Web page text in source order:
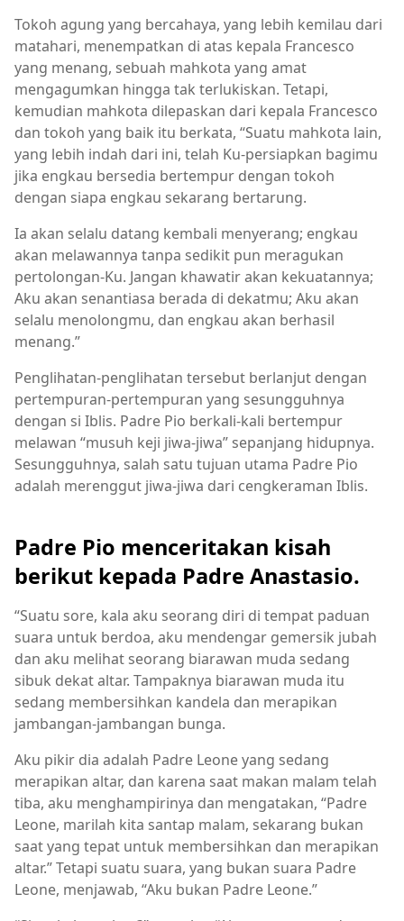
Tokoh agung yang bercahaya, yang lebih kemilau dari
matahari, menempatkan di atas kepala Francesco
yang menang, sebuah mahkota yang amat
mengagumkan hingga tak terlukiskan. Tetapi,
kemudian mahkota dilepaskan dari kepala Francesco
dan tokoh yang baik itu berkata, “Suatu mahkota lain,
yang lebih indah dari ini, telah Ku-persiapkan bagimu
jika engkau bersedia bertempur dengan tokoh
dengan siapa engkau sekarang bertarung.
Ia akan selalu datang kembali menyerang; engkau
akan melawannya tanpa sedikit pun meragukan
pertolongan-Ku. Jangan khawatir akan kekuatannya;
Aku akan senantiasa berada di dekatmu; Aku akan
selalu menolongmu, dan engkau akan berhasil
menang.”
Penglihatan-penglihatan tersebut berlanjut dengan
pertempuran-pertempuran yang sesungguhnya
dengan si Iblis. Padre Pio berkali-kali bertempur
melawan “musuh keji jiwa-jiwa” sepanjang hidupnya.
Sesungguhnya, salah satu tujuan utama Padre Pio
adalah merenggut jiwa-jiwa dari cengkeraman Iblis.
Padre Pio menceritakan kisah
berikut kepada Padre Anastasio.
“Suatu sore, kala aku seorang diri di tempat paduan
suara untuk berdoa, aku mendengar gemersik jubah
dan aku melihat seorang biarawan muda sedang
sibuk dekat altar. Tampaknya biarawan muda itu
sedang membersihkan kandela dan merapikan
jambangan-jambangan bunga.
Aku pikir dia adalah Padre Leone yang sedang
merapikan altar, dan karena saat makan malam telah
tiba, aku menghampirinya dan mengatakan, “Padre
Leone, marilah kita santap malam, sekarang bukan
saat yang tepat untuk membersihkan dan merapikan
altar.” Tetapi suatu suara, yang bukan suara Padre
Leone, menjawab, “Aku bukan Padre Leone.”